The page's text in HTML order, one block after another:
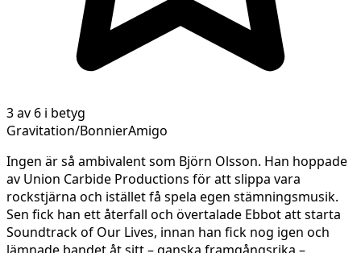
3 av 6 i betyg
Gravitation/BonnierAmigo
Ingen är så ambivalent som Björn Olsson. Han hoppade
av Union Carbide Productions för att slippa vara
rockstjärna och istället få spela egen stämningsmusik.
Sen fick han ett återfall och övertalade Ebbot att starta
Soundtrack of Our Lives, innan han fick nog igen och